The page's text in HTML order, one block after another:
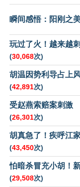
瞬间感悟：阳刚之
玩过了火！越来越
(30,068次)
胡温因势利导占上
(42,891次)
受赵燕索赔案刺激
(26,301次)
胡真急了！疾呼江
(43,450次)
怕暗杀冒充小胡！
(29,508次)